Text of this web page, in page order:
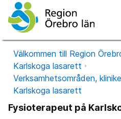
Välkommen till Region
Karlskoga lasarett
Verksamhetsområden,
Karlskoga lasarett
Fysioterapeut på